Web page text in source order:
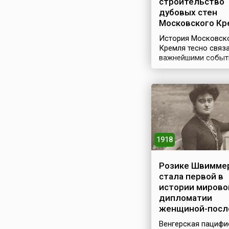
дубовых стен
Московского
История
Кремля тесно
важнейшими
жизни русского
Москва
собой маленькое
поселение, форпост,
защищавший путь к
Владимиру. В 1156
повелению князя
Долгорукого был
центр поселения —
Кремль. Выбор
постройки был
продиктован
стратегическими
соображениями:
высоком холме при
1918
Розике
стала первой в
истории
дипломатии
женщиной-
Венгерская